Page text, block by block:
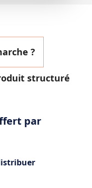
?
structuré
par